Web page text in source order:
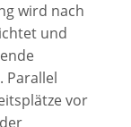
wird nach
und
Parallel
vor